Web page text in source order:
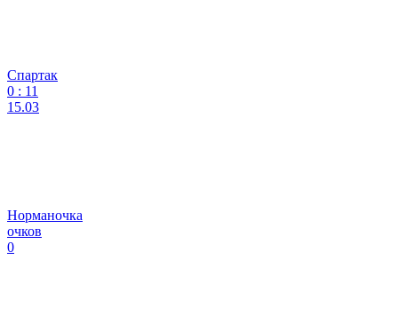
Спартак
0 : 11
15.03
Норманочка
очков
0